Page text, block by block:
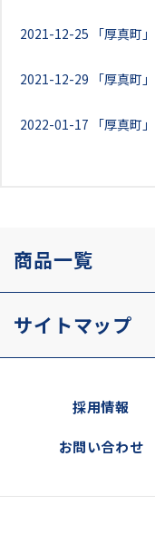
2021-12-25 「厚真町
2021-12-29 「厚真町
2022-01-17 「厚真町
商品一覧
サイトマップ
採用情報
お問い合わせ